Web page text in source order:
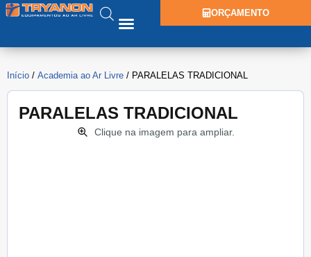
ORÇAMENTO
Início / Academia ao Ar Livre / PARALELAS TRADICIONAL
PARALELAS TRADICIONAL
Clique na imagem para ampliar.